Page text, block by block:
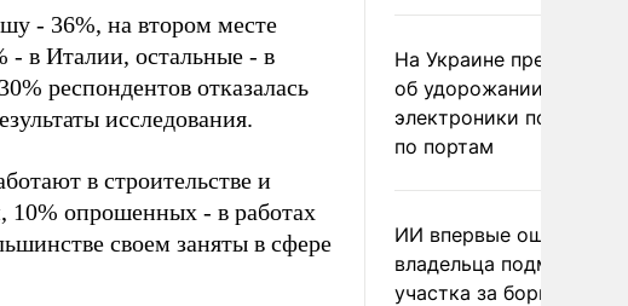
- 36%, на втором месте
- в Италии, остальные - в
респондентов отказалась
исследования.
в строительстве и
10% опрошенных - в работах
своем заняты в сфере
На Украине
об удорожании
электроники после
по портам
ИИ впервые
владельца
участка за борщевик